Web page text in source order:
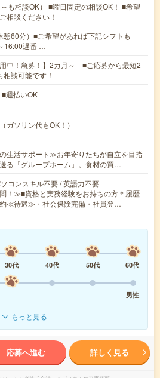
も相談OK） ■曜日固定の相談OK！ ■希望
相談ください！
60分）■ご希望があれば下記シフトも
16:00遅番 …
用中！急募！】2カ月～ ■ご応募から最短2
談可能です！
週払いOK
ガソリン代もOK！）
生活サポート≫お年寄りたちが自立を目指
る「グループホーム」。食材の買…
コンスキル不要 / 英語力不要
！≫■資格と実務経験をお持ちの方＊履歴
≪待遇≫・社会保険完備・社員登…
30代 40代 50代
60代
男性
もっと見る
応募へ進む 詳しく見る